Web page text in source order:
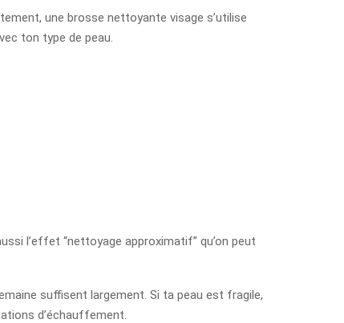
une brosse nettoyante visage s’utilise
ton type de peau.
l’effet “nettoyage approximatif” qu’on peut
suffisent largement. Si ta peau est fragile,
d’échauffement.